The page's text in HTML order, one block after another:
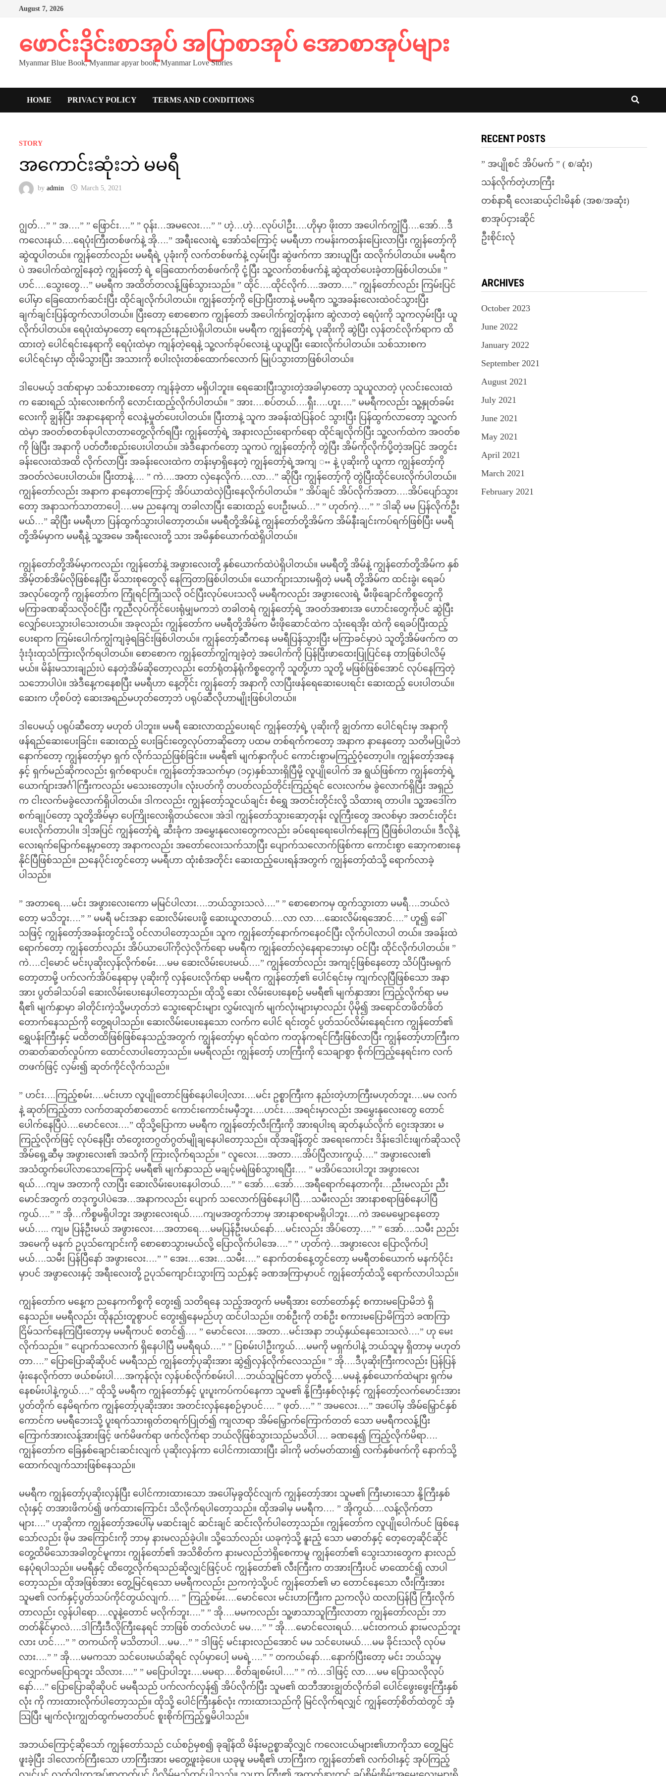
August 7, 2026
ဖောင်းဒိုင်းစာအုပ် အပြာစာအုပ် အောစာအုပ်များ
Myanmar Blue Book, Myanmar apyar book, Myanmar Love Stories
HOME PRIVACY POLICY TERMS AND CONDITIONS
STORY
အကောင်းဆုံးဘဲ မမရီ
byadmin March 5, 2021
ဂျွတ်…” ” အ….” ” ဖြောင်း….” ” ဝုန်း…အမလေး….” ” ဟဲ့…ဟဲ့…လုပ်ပါဦး….ဟိုမှာ ဖိုးတာ အပေါက်ကျွံပြီ….အော်…ဒီ
ကလေးနယ်….ရေပုံးကြီးတစ်ဖက်နဲ့ အို….” အရီးလေးရဲ့ အော်သံကြောင့် မမရီဟာ ကမန်းကတန်းပြေးလာပြီး ကျွန်တော့်ကို
ဆွဲထူပါတယ်။ ကျွန်တော်လည်း မမရီရဲ့ ပုခုံးကို လက်တစ်ဖက်နဲ့ လှမ်းပြီး ဆွဲဖက်ကာ အားယူပြီး ထလိုက်ပါတယ်။ မမရီက
ပဲ အပေါက်ထဲကျွံနေတဲ့ ကျွန်တော့် ရဲ့ ခြေထောက်တစ်ဖက်ကို ငုံ့ပြီး သူ့လက်တစ်ဖက်နဲ့ ဆွဲထုတ်ပေးခဲ့တာဖြစ်ပါတယ်။ ”
ဟင်….သွေးတွေ…” မမရီက အထိတ်တလန့်ဖြစ်သွားသည်။ ” ထိုင်….ထိုင်လိုက်….အတာ….” ကျွန်တော်လည်း ကြမ်းပြင်
ပေါ်မှာ ခြေထောက်ဆင်းပြီး ထိုင်ချလိုက်ပါတယ်။ ကျွန်တော့်ကို ပြောပြီးတာနဲ့ မမရီက သူ့အခန်းလေးထဲဝင်သွားပြီး
ချက်ချင်းပြန်ထွက်လာပါတယ်။ ပြီးတော့ စောစောက ကျွန်တော် အပေါက်ကျွံတုန်းက ဆွဲလာတဲ့ ရေပုံးကို သူကလှမ်းပြီး ယူ
လိုက်ပါတယ်။ ရေပုံးထဲမှာတော့ ရေကနည်းနည်းပဲရှိပါတယ်။ မမရီက ကျွန်တော့်ရဲ့ ပုဆိုးကို ဆွဲပြီး လှန်တင်လိုက်ရာက ထိ
ထားတဲ့ ပေါင်ရင်းနေရာကို ရေပုံးထဲမှာ ကျန်တဲ့ရေနဲ့ သူ့လက်ခုပ်လေးနဲ့ ယူယူပြီး ဆေးလိုက်ပါတယ်။ သစ်သားစက
ပေါင်ရင်းမှာ ထိုးမိသွားပြီး အသားကို စပါးလုံးတစ်ထောက်လောက် မြုပ်သွားတာဖြစ်ပါတယ်။
ဒါပေမယ့် ဒဏ်ရာမှာ သစ်သားစတော့ ကျန်ခဲ့တာ မရှိပါဘူး။ ရေဆေးပြီးသွားတဲ့အခါမှာတော့ သူယူလာတဲ့ ပုလင်းလေးထဲ
က ဆေးရည် သုံးလေးစက်ကို လောင်းထည့်လိုက်ပါတယ်။ ” အား….စပ်တယ်….ရှီး….ဟူး….” မမရီကလည်း သူ့နှုတ်ခမ်း
လေးကို ချွန်ပြီး အနာနေရာကို လေနဲ့မှုတ်ပေးပါတယ်။ ပြီးတာနဲ့ သူက အခန်းထဲပြန်ဝင် သွားပြီး ပြန်ထွက်လာတော့ သူ့လက်
ထဲမှာ အဝတ်စတစ်ခုပါလာတာတွေ့လိုက်ရပြီး ကျွန်တော့်ရဲ့ အနားလည်းရောက်ရော ထိုင်ချလိုက်ပြီး သူ့လက်ထဲက အဝတ်စ
ကို ဖြဲပြီး အနာကို ပတ်တီးစည်းပေးပါတယ်။ အဲဒီနောက်တော့ သူကပဲ ကျွန်တော့်ကို တွဲပြီး အိမ်ကိုလိုက်ပို့တဲ့အပြင် အတွင်း
ခန်းလေးထဲအထိ လိုက်လာပြီး အခန်းလေးထဲက တန်းမှာရှိနေတဲ့ ကျွန်တော့်ရဲ့အကျ ႌ နဲ့ ပုဆိုးကို ယူကာ ကျွန်တော့်ကို
အဝတ်လဲပေးပါတယ်။ ပြီးတာနဲ့…. ” ကဲ….အတာ လှဲနေလိုက်….လာ…” ဆိုပြီး ကျွန်တော့်ကို တွဲပြီးထိုင်ပေးလိုက်ပါတယ်။
ကျွန်တော်လည်း အနာက နာနေတာကြောင့် အိပ်ယာထဲလှဲပြီးနေလိုက်ပါတယ်။ ” အိပ်ချင် အိပ်လိုက်အတာ….အိပ်ပျော်သွား
တော့ အနာသက်သာတာပေါ့….မမ ညနေကျ တခါလာပြီး ဆေးထည့် ပေးဦးမယ်…” ” ဟုတ်ကဲ့….” ” ဒါဆို မမ ပြန်လိုက်ဦး
မယ်…” ဆိုပြီး မမရီဟာ ပြန်ထွက်သွားပါတော့တယ်။ မမရီတို့အိမ်နဲ့ ကျွန်တော်တို့အိမ်က အိမ်နီးချင်းကပ်ရက်ဖြစ်ပြီး မမရီ
တို့အိမ်မှာက မမရီနဲ့ သူ့အမေ အရီးလေးတို့ သား အမိနှစ်ယောက်ထဲရှိပါတယ်။
ကျွန်တော်တို့အိမ်မှာကလည်း ကျွန်တော်နဲ့ အဖွားလေးတို့ နှစ်ယောက်ထဲပဲရှိပါတယ်။ မမရီတို့ အိမ်နဲ့ ကျွန်တော်တို့အိမ်က နှစ်
အိမ့်တစ်အိမ်လိုဖြစ်နေပြီး မိသားစုတွေလို နေကြတာဖြစ်ပါတယ်။ ယောက်ျားသားမရှိတဲ့ မမရီ တို့အိမ်က ထင်းခွဲ၊ ရေခပ်
အလုပ်တွေကို ကျွန်တော်က ကြုံရင်ကြုံသလို ဝင်ပြီးလုပ်ပေးသလို မမရီကလည်း အဖွားလေးရဲ့ မီးဖိုချောင်ကိစ္စတွေကို
မကြာခဏဆိုသလိုဝင်ပြီး ကူညီလုပ်ကိုင်ပေးရုံမျှမကဘဲ တခါတရံ ကျွန်တော့်ရဲ့ အဝတ်အစားအ ဟောင်းတွေကိုပင် ဆွဲပြီး
လျှော်ပေးသွားပါသေးတယ်။ အခုလည်း ကျွန်တော်က မမရီတို့အိမ်က မီးဖိုဆောင်ထဲက သုံးရေအိုး ထဲကို ရေခပ်ပြီးထည့်
ပေးရာက ကြမ်းပေါက်ကျွံကျခဲ့ရခြင်းဖြစ်ပါတယ်။ ကျွန်တော့်ဆီကနေ မမရီပြန်သွားပြီး မကြာခင်မှာပဲ သူတို့အိမ်ဖက်က တ
ဒုံးဒုံးထုသံကြားလိုက်ရပါတယ်။ စောစောက ကျွန်တော်ကျွံကျခဲ့တဲ့ အပေါက်ကို ပြန်ပြီးဖာထေးပြုပြင်နေ တာဖြစ်ပါလိမ့်
မယ်။ မိန်းမသားချည်းပဲ နေတဲ့အိမ်ဆိုတော့လည်း တော်ရုံတန်ရုံကိစ္စတွေကို သူတို့ဟာ သူတို့ မဖြစ်ဖြစ်အောင် လုပ်နေကြတဲ့
သဘောပါပဲ။ အဲဒီနေ့ကနေစပြီး မမရီဟာ နေ့တိုင်း ကျွန်တော့် အနာကို လာပြီးဖန်ရေဆေးပေးရင်း ဆေးထည့် ပေးပါတယ်။
ဆေးက ဟိုစပ်တဲ့ ဆေးအရည်မဟုတ်တော့ဘဲ ပရုပ်ဆီလိုဟာမျိုးဖြစ်ပါတယ်။
ဒါပေမယ့် ပရုပ်ဆီတော့ မဟုတ် ပါဘူး။ မမရီ ဆေးလာထည့်ပေးရင် ကျွန်တော့်ရဲ့ ပုဆိုးကို ချွတ်ကာ ပေါင်ရင်းမှ အနာကို
ဖန်ရည်ဆေးပေးခြင်း၊ ဆေးထည့် ပေးခြင်းတွေလုပ်တာဆိုတော့ ပထမ တစ်ရက်ကတော့ အနာက နာနေတော့ သတိမပြုမိဘဲ
နောက်တော့ ကျွန်တော့်မှာ ရှက် လိုက်သည်ဖြစ်ခြင်း။ မမရီ၏ မျက်နှာကိုပင် ကောင်းစွာမကြည့်ဝံ့တော့ပါ။ ကျွန်တော့်အနေ
နှင့် ရှက်မည်ဆိုကလည်း ရှက်စရာပင်။ ကျွန်တော့်အသက်မှာ (၁၄)နှစ်သားရှိပြီမို့ လူပျိုပေါက် အ ရွယ်ဖြစ်ကာ ကျွန်တော့်ရဲ့
ယောက်ျားအင်္ဂါကြီးကလည်း မသေးတော့ပါ။ လုံးပတ်ကို တပတ်လည်တိုင်းကြည့်ရင် လေးလက်မ ခွဲလောက်ရှိပြီး အရှည်
က ငါးလက်မခွဲလောက်ရှိပါတယ်။ ဒါကလည်း ကျွန်တော့်သူငယ်ချင်း စံရွှေ အတင်းတိုင်းလို့ သိထားရ တာပါ။ သူ့အဒေါ်က
စက်ချုပ်တော့ သူတို့အိမ်မှာ ပေကြိုးလေးရှိတယ်လေ။ အဲဒါ ကျွန်တော်သွားဆော့တုန်း လူကြီးတွေ အလစ်မှာ အတင်းတိုင်း
ပေးလိုက်တာပါ။ ဒါ့အပြင် ကျွန်တော့်ရဲ့ ဆီးခုံက အမွှေးနုလေးတွေကလည်း ခပ်ရေးရေးပေါက်နေကြ ပြီဖြစ်ပါတယ်။ ဒီလိုနဲ့
လေးရက်မြောက်နေ့မှာတော့ အနာကလည်း အတော်လေးသက်သာပြီး ပျောက်သလောက်ဖြစ်ကာ ကောင်းစွာ ဆော့ကစားနေ
နိုင်ပြီဖြစ်သည်။ ညနေပိုင်းတွင်တော့ မမရီဟာ ထုံးစံအတိုင်း ဆေးထည့်ပေးရန်အတွက် ကျွန်တော့်ထံသို့ ရောက်လာခဲ့
ပါသည်။
” အတာရေ….မင်း အဖွားလေးကော မမြင်ပါလား….ဘယ်သွားသလဲ….” ” စောစောကမှ ထွက်သွားတာ မမရီ….ဘယ်လဲ
တော့ မသိဘူး….” ” မမရီ မင်းအနာ ဆေးလိမ်းပေးဖို့ ဆေးယူလာတယ်….လာ လာ….ဆေးလိမ်းရအောင်….” ဟူ၍ ခေါ်
သဖြင့် ကျွန်တော့်အခန်းတွင်းသို့ ဝင်လာပါတော့သည်။ သူက ကျွန်တော့်နောက်ကနေဝင်ပြီး လိုက်ပါလာပါ တယ်။ အခန်းထဲ
ရောက်တော့ ကျွန်တော်လည်း အိပ်ယာပေါ်ကိုလှဲလိုက်ရော မမရီက ကျွန်တော်လှဲနေရာဘေးမှာ ဝင်ပြီး ထိုင်လိုက်ပါတယ်။ ”
ကဲ….ငါ့မောင် မင်းပုဆိုးလှန်လိုက်စမ်း….မမ ဆေးလိမ်းပေးမယ်….” ကျွန်တော်လည်း အကျင့်ဖြစ်နေတော့ သိပ်ပြီးမရှက်
တော့တာမို့ ပက်လက်အိပ်နေရာမှ ပုဆိုးကို လှန်ပေးလိုက်ရာ မမရီက ကျွန်တော့်၏ ပေါင်ရင်းမှ ကျက်လုပြီဖြစ်သော အနာ
အား ပွတ်ခါသပ်ခါ ဆေးလိမ်းပေးနေပါတော့သည်။ ထိုသို့ ဆေး လိမ်းပေးနေစဉ် မမရီ၏ မျက်နှာအား ကြည့်လိုက်ရာ မမ
ရီ၏ မျက်နှာမှာ ခါတိုင်းကဲ့သို့မဟုတ်ဘဲ သွေးရောင်းများ လွှမ်းလျက် မျက်လုံးများမှာလည်း ပိုမို၍ အရောင်တဖိတ်ဖိတ်
တောက်နေသည်ကို တွေ့ရပါသည်။ ဆေးလိမ်းပေးနေသော လက်က ပေါင် ရင်းတွင် ပွတ်သပ်လိမ်းနေရင်းက ကျွန်တော်၏
ရွှေပန်းကြီးနှင့် မထိတထိဖြစ်ဖြစ်နေသည့်အတွက် ကျွန်တော့်မှာ ရင်ထဲက ကတုန်ကရင်ကြီးဖြစ်လာပြီး ကျွန်တော့်ဟာကြီးက
တဆတ်ဆတ်လှုပ်ကာ ထောင်လာပါတော့သည်။ မမရီလည်း ကျွန်တော့် ဟာကြီးကို သေချာစွာ စိုက်ကြည့်နေရင်းက လက်
တဖက်ဖြင့် လှမ်း၍ ဆုတ်ကိုင်လိုက်သည်။
” ဟင်း….ကြည့်စမ်း….မင်းဟာ လူပျိုတောင်ဖြစ်နေပါပေါ့လား….မင်း ဥစ္စာကြီးက နည်းတဲ့ဟာကြီးမဟုတ်ဘူး….မမ လက်
နဲ့ ဆုတ်ကြည့်တာ လက်တဆုတ်စာတောင် ကောင်းကောင်းမမှီဘူး….ဟင်း….အရင်းမှာလည်း အမွှေးနုလေးတွေ တောင်
ပေါက်နေပြီပဲ….မောင်လေး….” ထိုသို့ပြောကာ မမရီက ကျွန်တော့်လီးကြီးကို အားရပါးရ ဆုတ်နယ်လိုက် ဂွေးအုအား မ
ကြည့်လိုက်ဖြင့် လုပ်နေပြီး တံတွေးတဂွတ်ဂွတ်မျိုချနေပါတော့သည်။ ထိုအချိန်တွင် အရေးကောင်း ဒိန်းဒေါင်းဖျက်ဆိုသလို
အိမ်ရှေ့ဆီမှ အဖွားလေး၏ အသံကို ကြားလိုက်ရသည်။ ” လူလေး….အတာ….အိပ်ပြီလားကွယ့်….” အဖွားလေး၏
အသံထွက်ပေါ်လာသောကြောင့် မမရီ၏ မျက်နှာသည် မချင့်မရဲဖြစ်သွားရပြီး…. ” မအိပ်သေးပါဘူး အဖွားလေး
ရယ်….ကျမ အတာကို လာပြီး ဆေးလိမ်းပေးနေပါတယ်….” ” အော်….အော်….အရီရောက်နေတာကိုး…ညီးမလည်း ညီး
မောင်အတွက် တဒုက္ခပါပဲအေ…အနာကလည်း ပျောက် သလောက်ဖြစ်နေပါပြီ….သမီးလည်း အားနာစရာဖြစ်နေပါပြီ
ကွယ်….” ” အို…ကိစ္စမရှိပါဘူး အဖွားလေးရယ်…..ကျမအတွက်ဘာမှ အားနာစရာမရှိပါဘူး….ကဲ အမေမျှောနေတော့
မယ်….. ကျမ ပြန်ဦးမယ် အဖွားလေး….အတာရေ….မမပြန်ဦးမယ်နော်….မင်းလည်း အိပ်တော့….” ” အော်….သမီး ညည်း
အမေကို မနက် ဥပုသ်ကျောင်းကို စောစောသွားမယ်လို့ ပြောလိုက်ပါအေ….” ” ဟုတ်ကဲ့…အဖွားလေး ပြောလိုက်ပါ့
မယ်….သမီး ပြန်ပြီနော် အဖွားလေး….” ” အေး….အေး…သမီး….” နောက်တစ်နေ့တွင်တော့ မမရီတစ်ယောက် မနက်ပိုင်း
မှာပင် အဖွာလေးနှင့် အရီးလေးတို့ ဥပုသ်ကျောင်းသွားကြ သည်နှင့် ခဏအကြာမှာပင် ကျွန်တော့်ထံသို့ ရောက်လာပါသည်။
ကျွန်တော်က မနေ့က ညနေကကိစ္စကို တွေး၍ သတိရနေ သည့်အတွက် မမရီအား တော်တော်နှင့် စကားမပြောမိဘဲ ရှိ
နေသည်။ မမရီလည်း ထိုနည်းတူစွာပင် တွေး၍နေမည်ဟု ထင်ပါသည်။ တစ်ဦးကို တစ်ဦး စကားမပြောမိကြဘဲ ခဏကြာ
ငြိမ်သက်နေကြပြီးတော့မှ မမရီကပင် စတင်၍…. ” မောင်လေး….အတာ…မင်းအနာ ဘယ့်နှယ်နေသေးသလဲ….” ဟု မေး
လိုက်သည်။ ” ပျောက်သလောက် ရှိနေပါပြီ မမရီရယ်….” ” ပြစမ်းပါဦးကွယ်….မမကို မရှက်ပါနဲ့ ဘယ်သူမှ ရှိတာမှ မဟုတ်
တာ….” ပြောပြောဆိုဆိုပင် မမရီသည် ကျွန်တော့်ပုဆိုးအား ဆွဲ၍လှန်လိုက်လေသည်။ ” အို….ဒီပုဆိုးကြီးကလည်း ပြန်ပြန်
ဖုံးနေလိုက်တာ ဖယ်စမ်းပါ….အကုန်လုံး လှန်ပစ်လိုက်စမ်းပါ….ဘယ်သူမြင်တာ မှတ်လို့….မမနဲ့ နှစ်ယောက်ထဲများ ရှက်မ
နေစမ်းပါနဲ့ကွယ်….” ထိုသို့ မမရီက ကျွန်တော်နှင့် ပူးပူးကပ်ကပ်နေကာ သူမ၏ နို့ကြီးနှစ်လုံးနှင့် ကျွန်တော့်လက်မောင်းအား
ပွတ်တိုက် နေမိရက်က ကျွန်တော့်ပုဆိုးအား အတင်းလှန်နေစဉ်မှာပင်…. ” ဖုတ်….” ” အမလေး….” အပေါ်မှ အိမ်မြှောင်နှစ်
ကောင်က မမရီဘေးသို့ ပူးရက်သားရုတ်တရက်ပြုတ်၍ ကျလာရာ အိမ်မြှောက်ကြောက်တတ် သော မမရီကလန့်ပြီး
ကြောက်အားလန့်အားဖြင့် ဖက်မိဖက်ရာ ဖက်လိုက်ရာ ဘယ်လိုဖြစ်သွားသည်မသိပါ…. ခဏနေ၍ ကြည့်လိုက်မိရာ….
ကျွန်တော်က ခြေနှစ်ချောင်းဆင်းလျက် ပုဆိုးလှန်ကာ ပေါင်ကားထားပြီး ခါးကို မတ်မတ်ထား၍ လက်နှစ်ဖက်ကို နောက်သို့
ထောက်လျက်သားဖြစ်နေသည်။
မမရီက ကျွန်တော့်ပုဆိုးလှန်ပြီး ပေါင်ကားထားသော အပေါ်မှခွထိုင်လျက် ကျွန်တော့်အား သူမ၏ ကြီးမားသော နို့ကြီးနှစ်
လုံးနှင့် တအားဖိကပ်၍ ဖက်ထားကြောင်း သိလိုက်ရပါတော့သည်။ ထိုအခါမှ မမရီက…. ” အိုကွယ်….လန့်လိုက်တာ
များ….” ဟုဆိုကာ ကျွန်တော့်အပေါ်မှ မဆင်းချင် ဆင်းချင် ဆင်းလိုက်ပါတော့သည်။ ကျွန်တော်က လူပျိုပေါက်ပင် ဖြစ်နေ
သော်လည်း ဖိုမ အကြောင်းကို ဘာမှ နားမလည်ခဲ့ပါ။ သို့သော်လည်း ယခုကဲ့သို့ နူးညံ့ သော မဓာတ်နှင့် တေ့တေ့ဆိုင်ဆိုင်
တွေ့ထိမိသောအခါတွင်မူကား ကျွန်တော်၏ အသိစိတ်က နားမလည်ဘဲရှိစေကာမူ ကျွန်တော်၏ သွေးသားတွေက နားလည်
နေပုံရပါသည်။ မမရီနှင့် ထိတွေ့လိုက်ရသည်ဆိုလျှင်ဖြင့်ပင် ကျွန်တော်၏ လီးကြီးက တအားကြီးပင် မာထောင်၍ လာပါ
တော့သည်။ ထိုအဖြစ်အား တွေ့မြင်ရသော မမရီကလည်း ညကကဲ့သို့ပင် ကျွန်တော်၏ မာ တောင်နေသော လီးကြီးအား
သူမ၏ လက်နှင့်ပွတ်သပ်ကိုင်တွယ်လျက်…. ” ကြည့်စမ်း….မောင်လေး မင်းဟာကြီးက ညကလိုပဲ ထလာပြန်ပြီ ကြီးလိုက်
တာလည်း လွန်ပါရော….လူနဲ့တောင် မလိုက်ဘူး….” ” အို….မမကလည်း သူ့ဖာသာသူကြီးလာတာ ကျွန်တော်လည်း ဘာ
တတ်နိုင်မှာလဲ….ဒါကြီးဒီလိုကြီးနေရင် ဘာဖြစ် တတ်လဲဟင် မမ….” ” အို….မောင်လေးရယ်….မင်းတကယ် နားမလည်ဘူး
လား ဟင်….” ” တကယ်ကို မသိတာပါ…မမ…” ” ဒါဖြင့် မင်းနားလည်အောင် မမ သင်ပေးမယ်….မမ ခိုင်းသလို လုပ်မ
လား….” ” အို….မမကသာ သင်ပေးမယ်ဆိုရင် လုပ်မှာပေါ့ မမရဲ့….” ” တကယ်နော်….နောက်ပြီးတော့ မင်း ဘယ်သူမှ
လျှောက်မပြောရဘူး သိလား….” ” မပြောပါဘူး….မမရာ….စိတ်ချစမ်းပါ….” ” ကဲ…ဒါဖြင့် လာ….မမ ပြောသလိုလုပ်
နော်….” ပြောပြောဆိုဆိုပင် မမရီသည် ပက်လက်လှန်၍ အိပ်လိုက်ပြီး သူမ၏ ထဘီအားချွတ်လိုက်ခါ ပေါင်ဖွေးဖွေးကြီးနှစ်
လုံး ကို ကားထားလိုက်ပါတော့သည်။ ထိုသို့ ပေါင်ကြီးနှစ်လုံး ကားထားသည်ကို မြင်လိုက်ရလျှင် ကျွန်တော့်စိတ်ထဲတွင် အံ့
သြပြီး မျက်လုံးကျွတ်ထွက်မတတ်ပင် စူးစိုက်ကြည့်ရှုမိပါသည်။
အဘယ်ကြောင့်ဆိုသော် ကျွန်တော်သည် ငယ်စဉ်မှစ၍ ခုချိန်ထိ မိန်းမဥစ္စာဆိုလျှင် ကလေးငယ်များ၏ဟာကိုသာ တွေ့မြင်
ဖူးခဲ့ပြီး ဒါလောက်ကြီးသော ဟာကြီးအား မတွေ့ဖူးခဲ့ပေ။ ယခုမူ မမရီ၏ ဟာကြီးက ကျွန်တော်၏ လက်ဝါးနှင့် အုပ်ကြည့်
RECENT POSTS
” အပျိုစင် အိပ်မက် ” ( စ/ဆုံး)
သန်လိုက်တဲ့ဟာကြီး
တစ်နာရီ လေးဆယ့်ငါးမိနစ် (အစ/အဆုံး)
စာအုပ်ငှားဆိုင်
ဦးစိုင်းလုံ
ARCHIVES
October 2023
June 2022
January 2022
September 2021
August 2021
July 2021
June 2021
May 2021
April 2021
March 2021
February 2021